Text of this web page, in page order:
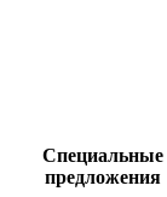
Специальные
предложения